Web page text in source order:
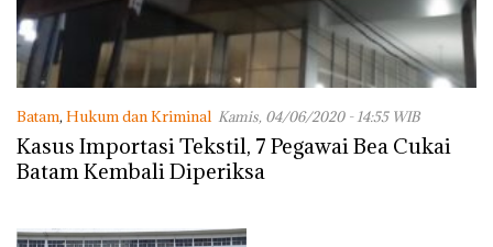
Batam, Hukum dan Kriminal Kamis, 04/06/2020 - 14:55 WIB
Kasus Importasi Tekstil, 7 Pegawai Bea Cukai
Batam Kembali Diperiksa